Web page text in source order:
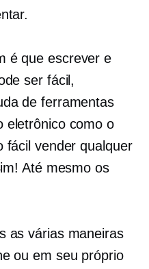
é que escrever e
ser fácil,
de ferramentas
eletrônico como o
fácil vender qualquer
Até mesmo os
as várias maneiras
ou em seu próprio